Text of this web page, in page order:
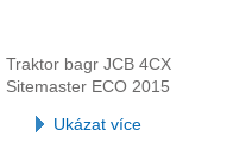
Traktor bagr JCB 4CX
Sitemaster ECO 2015
Ukázat více